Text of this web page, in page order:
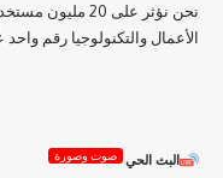
نحن نؤثر على 20
الأعمال والتكنولوجيا رقم
البث الحي صوت وصورة